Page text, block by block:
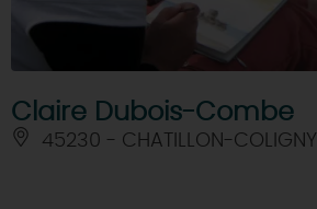
Claire Dubois-Combe
45230 - CHATILLON-COLIGNY